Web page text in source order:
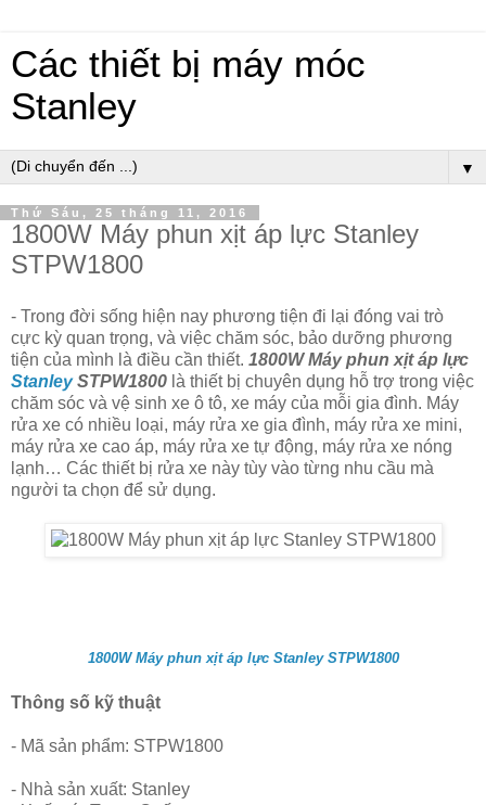
Các thiết bị máy móc
Stanley
▼
Thứ Sáu, 25 tháng 11, 2016
1800W Máy phun xịt áp lực Stanley
STPW1800
- Trong đời sống hiện nay phương tiện đi lại đóng vai trò
cực kỳ quan trọng, và việc chăm sóc, bảo dưỡng phương
tiện của mình là điều cần thiết. 1800W Máy phun xịt áp lực
StanleySTPW1800 là thiết bị chuyên dụng hỗ trợ trong việc
chăm sóc và vệ sinh xe ô tô, xe máy của mỗi gia đình. Máy
rửa xe có nhiều loại, máy rửa xe gia đình, máy rửa xe mini,
máy rửa xe cao áp, máy rửa xe tự động, máy rửa xe nóng
lạnh… Các thiết bị rửa xe này tùy vào từng nhu cầu mà
người ta chọn để sử dụng.
1800W Máy phun xịt áp lực Stanley STPW1800
Thông số kỹ thuật
- Mã sản phẩm: STPW1800
- Nhà sản xuất: Stanley